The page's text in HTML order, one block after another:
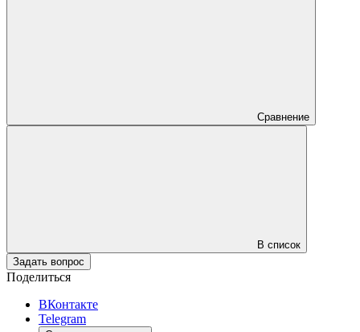
Сравнение
В список
Задать вопрос
Поделиться
ВКонтакте
Telegram